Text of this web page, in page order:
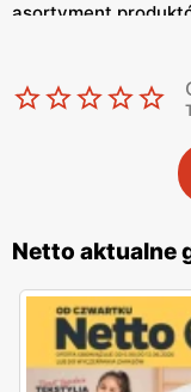
asortyment
tym świeże owoce i
artykuły
wybór oraz częste
oszczędności na
elementów
gazetki
najnowszepromocje
wyprzedaże, dzięki
zakupy i korzystać
Publikacje te są
sklepach, jak i
Netto aktualne